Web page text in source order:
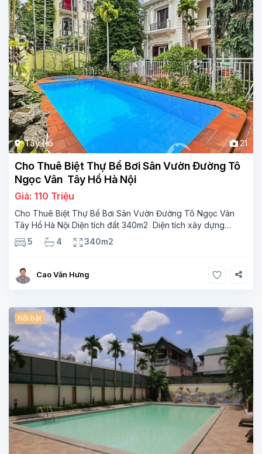
Tây Hồ 21
Cho Thuê Biệt Thự Bể Bơi Sân Vườn Đường Tô
Ngọc Vân Tây Hồ Hà Nội
Giá: 110 Triệu
Cho Thuê Biệt Thự Bể Bơi Sân Vườn Đường Tô Ngọc Vân
Tây Hồ Hà Nội Diện tích đất 340m2 Diện tích xây dựng
110m2 Xây 3 tầng, 5 phòng ngủ 4 phòng tắm Tầng 1, ,
phòng khách , phòng bếp-1wc Tầng 2, 3
5 4 340m2
Cao Văn Hưng
Nổi bật